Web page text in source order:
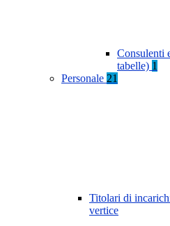
Consulenti
tabelle) 1
Personale 21
Titolari di
vertice